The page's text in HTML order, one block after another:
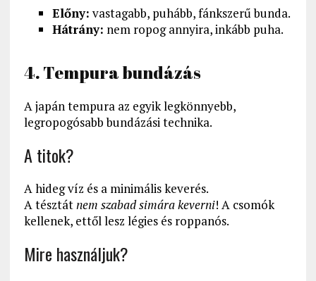
Előny: vastagabb, puhább, fánkszerű bunda.
Hátrány: nem ropog annyira, inkább puha.
4. Tempura bundázás
A japán tempura az egyik legkönnyebb,
legropogósabb bundázási technika.
A titok?
A hideg víz és a minimális keverés.
A tésztátnem szabad simára keverni! A csomók
kellenek, ettől lesz légies és roppanós.
Mire használjuk?